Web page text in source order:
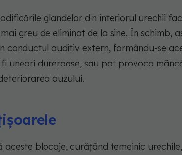
glandelor din interiorul urechii
greu de eliminat de la sine. În schimb,
conductul auditiv extern, formându-se
uneori dureroase, sau pot provoca
auzului.
aceste blocaje, curățând temeinic